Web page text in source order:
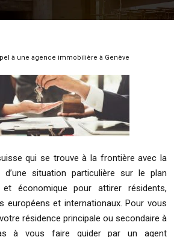
à une agence immobilière à Genève
qui se trouve à la frontière avec la
d’une situation particulière sur le plan
et économique pour attirer résidents,
européens et internationaux. Pour vous
résidence principale ou secondaire à
à vous faire guider par un agent